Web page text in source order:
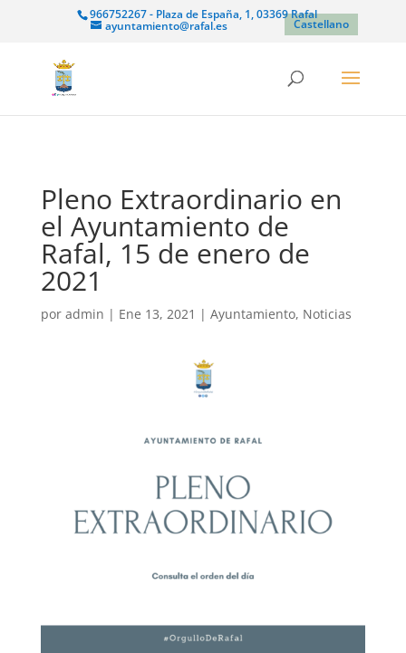
966752267 - Plaza de España, 1, 03369 Rafal
ayuntamiento@rafal.es Castellano
Pleno Extraordinario en
el Ayuntamiento de
Rafal, 15 de enero de
2021
por admin | Ene 13, 2021 | Ayuntamiento, Noticias